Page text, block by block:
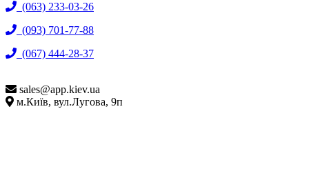
(063) 233-03-26
(093) 701-77-88
(067) 444-28-37
sales@app.kiev.ua
м.Київ, вул.Лугова, 9п